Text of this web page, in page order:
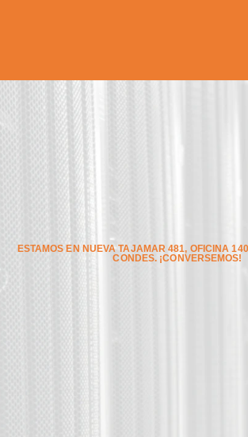
ESTAMOS EN NUEVA TAJAMAR 481, OFICINA
CONDES. ¡CONVERSEMOS!